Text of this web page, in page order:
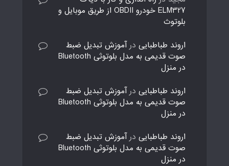
ELM327 خودرو OBDII از طریق موبایل و
بلوتوث
اروند طباطبایی درآموزش تبدیل ضبط
صوت قدیمی به مدل بلوتوثی Bluetooth
در منزل
اروند طباطبایی درآموزش تبدیل ضبط
صوت قدیمی به مدل بلوتوثی Bluetooth
در منزل
اروند طباطبایی درآموزش تبدیل ضبط
صوت قدیمی به مدل بلوتوثی Bluetooth
در منزل